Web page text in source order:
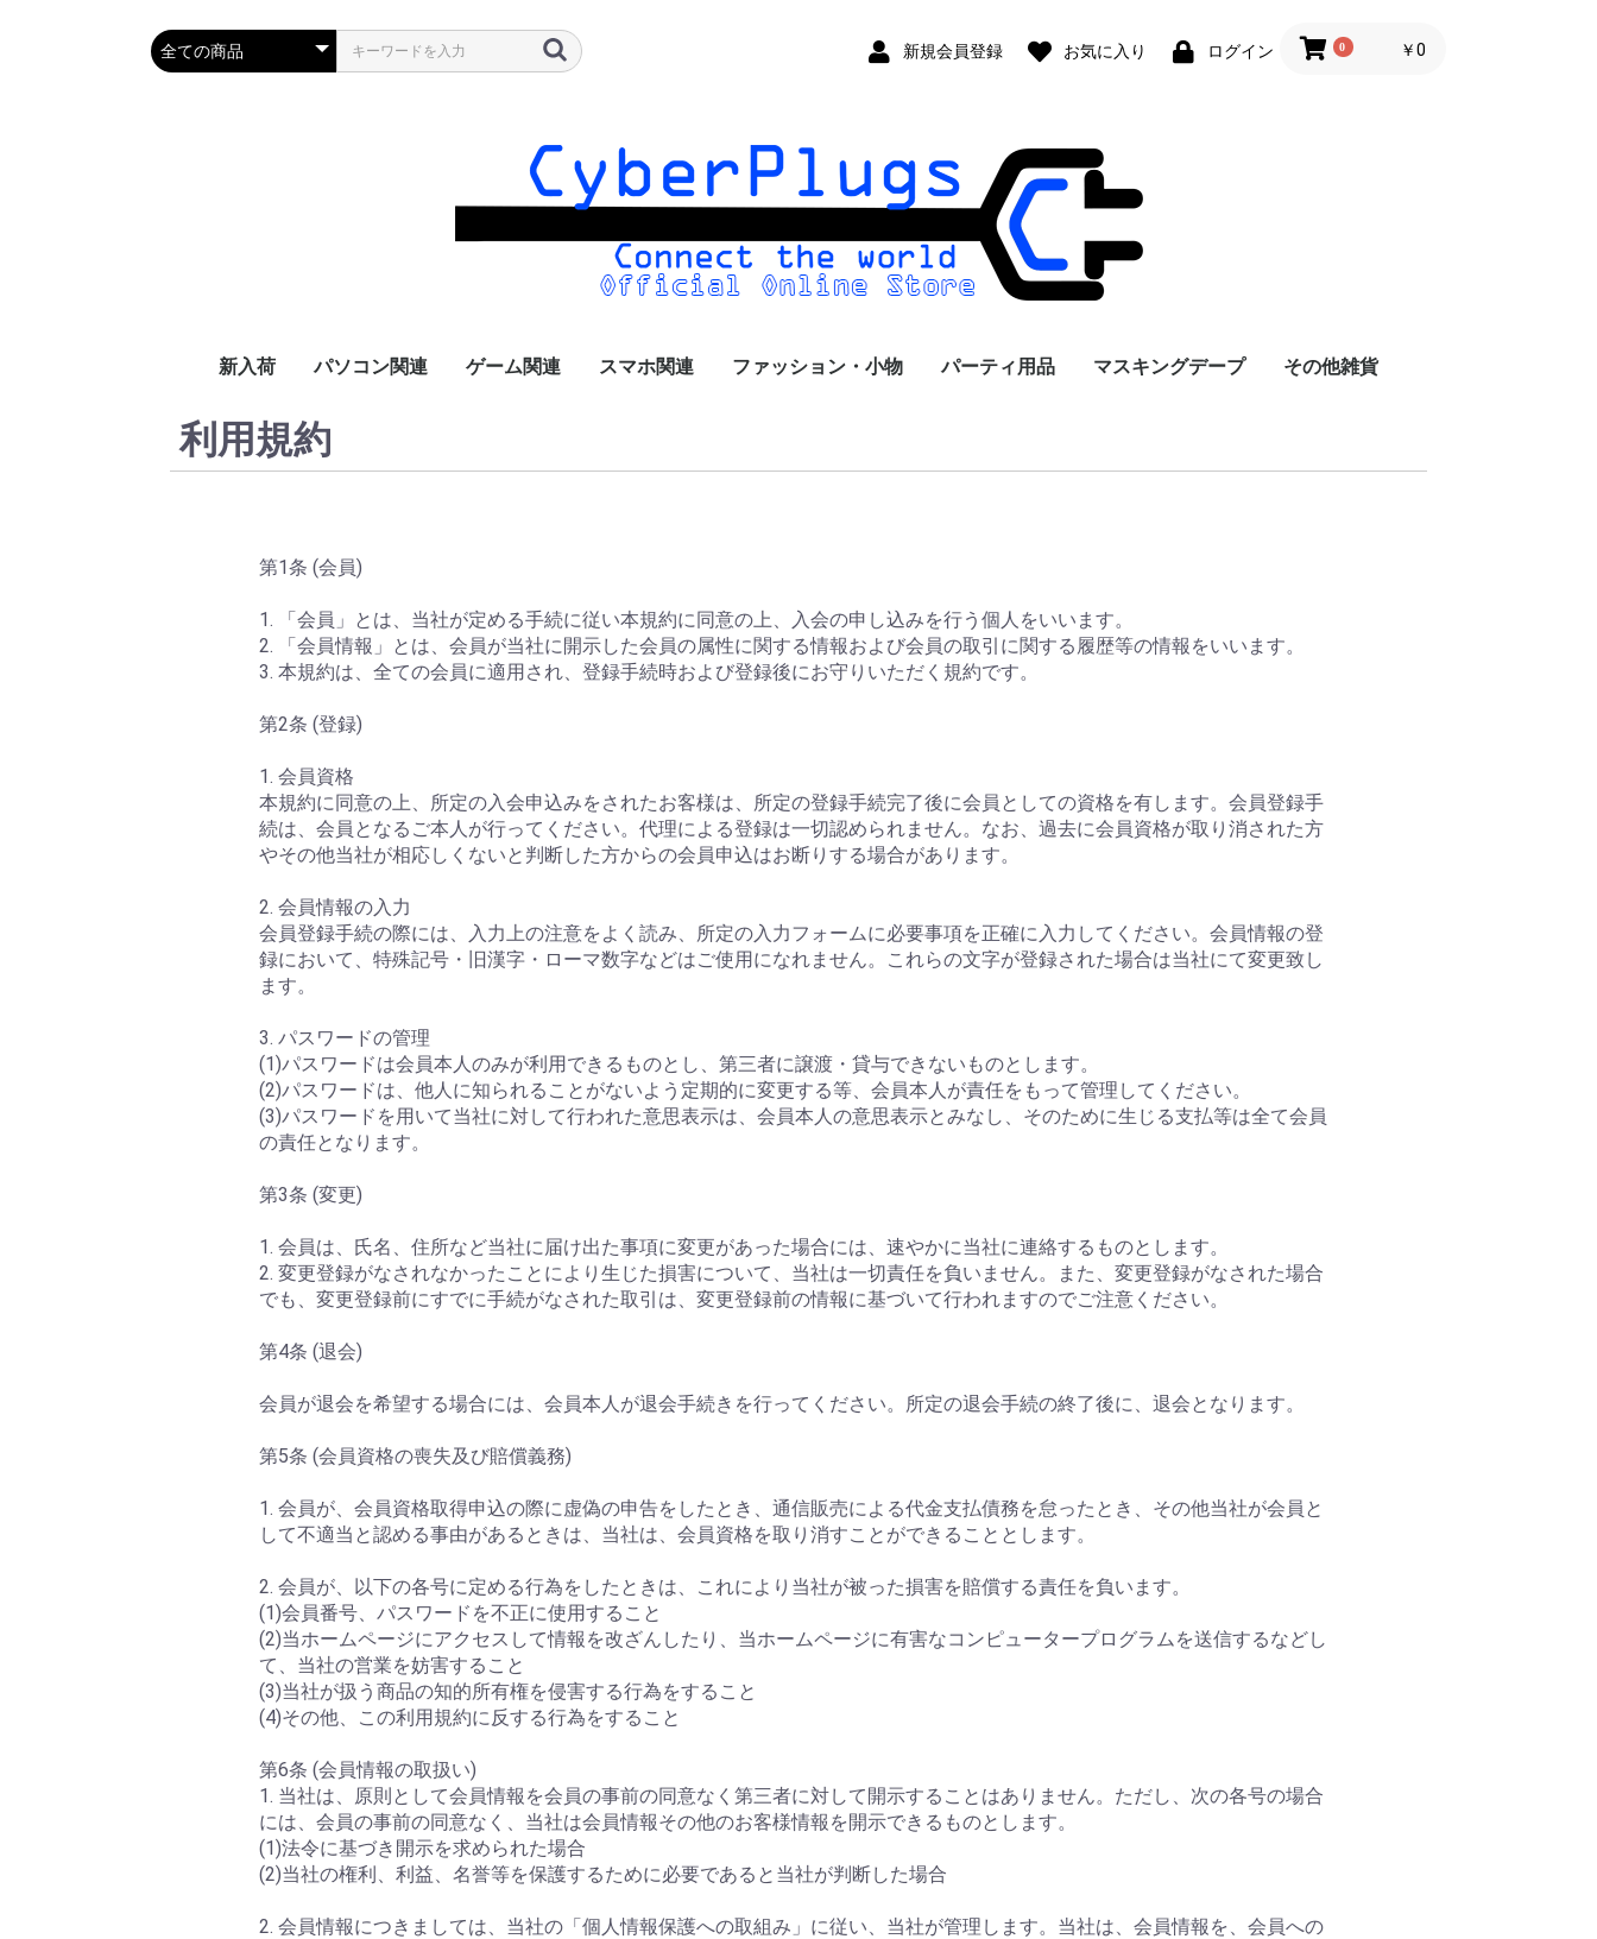
新規会員登録 お気に入り ログイン 0 ￥0
新入荷 パソコン関連
変換アダプタ
ゲーム関連 スマホ関連 ファッション・小物 パーティ用品 マスキングデープ その他雑貨
利用規約
第1条 (会員)
1. 「会員」とは、当社が定める手続に従い本規約に同意の上、入会の申し込みを行う個人をいいます。
2. 「会員情報」とは、会員が当社に開示した会員の属性に関する情報および会員の取引に関する履歴等の情報をいいます。
3. 本規約は、全ての会員に適用され、登録手続時および登録後にお守りいただく規約です。
第2条 (登録)
1. 会員資格
本規約に同意の上、所定の入会申込みをされたお客様は、所定の登録手続完了後に会員としての資格を有します。会員登録手
続は、会員となるご本人が行ってください。代理による登録は一切認められません。なお、過去に会員資格が取り消された方
やその他当社が相応しくないと判断した方からの会員申込はお断りする場合があります。
2. 会員情報の入力
会員登録手続の際には、入力上の注意をよく読み、所定の入力フォームに必要事項を正確に入力してください。会員情報の登
録において、特殊記号・旧漢字・ローマ数字などはご使用になれません。これらの文字が登録された場合は当社にて変更致し
ます。
3. パスワードの管理
(1)パスワードは会員本人のみが利用できるものとし、第三者に譲渡・貸与できないものとします。
(2)パスワードは、他人に知られることがないよう定期的に変更する等、会員本人が責任をもって管理してください。
(3)パスワードを用いて当社に対して行われた意思表示は、会員本人の意思表示とみなし、そのために生じる支払等は全て会員
の責任となります。
第3条 (変更)
1. 会員は、氏名、住所など当社に届け出た事項に変更があった場合には、速やかに当社に連絡するものとします。
2. 変更登録がなされなかったことにより生じた損害について、当社は一切責任を負いません。また、変更登録がなされた場合
でも、変更登録前にすでに手続がなされた取引は、変更登録前の情報に基づいて行われますのでご注意ください。
第4条 (退会)
会員が退会を希望する場合には、会員本人が退会手続きを行ってください。所定の退会手続の終了後に、退会となります。
第5条 (会員資格の喪失及び賠償義務)
1. 会員が、会員資格取得申込の際に虚偽の申告をしたとき、通信販売による代金支払債務を怠ったとき、その他当社が会員と
して不適当と認める事由があるときは、当社は、会員資格を取り消すことができることとします。
2. 会員が、以下の各号に定める行為をしたときは、これにより当社が被った損害を賠償する責任を負います。
(1)会員番号、パスワードを不正に使用すること
(2)当ホームページにアクセスして情報を改ざんしたり、当ホームページに有害なコンピュータープログラムを送信するなどし
て、当社の営業を妨害すること
(3)当社が扱う商品の知的所有権を侵害する行為をすること
(4)その他、この利用規約に反する行為をすること
第6条 (会員情報の取扱い)
1. 当社は、原則として会員情報を会員の事前の同意なく第三者に対して開示することはありません。ただし、次の各号の場合
には、会員の事前の同意なく、当社は会員情報その他のお客様情報を開示できるものとします。
(1)法令に基づき開示を求められた場合
(2)当社の権利、利益、名誉等を保護するために必要であると当社が判断した場合
2. 会員情報につきましては、当社の「個人情報保護への取組み」に従い、当社が管理します。当社は、会員情報を、会員への